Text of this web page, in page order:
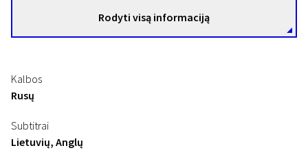
Rodyti visą informaciją
Kalbos
Rusų
Subtitrai
Lietuvių, Anglų